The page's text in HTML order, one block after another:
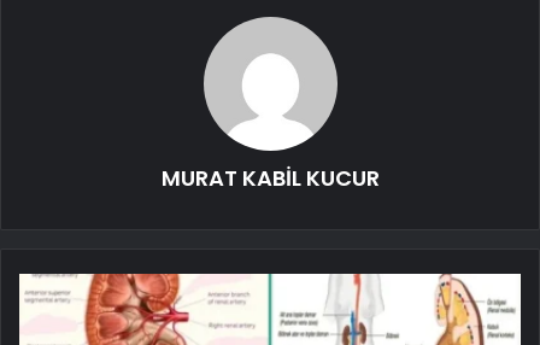
MURAT KABİL KUCUR